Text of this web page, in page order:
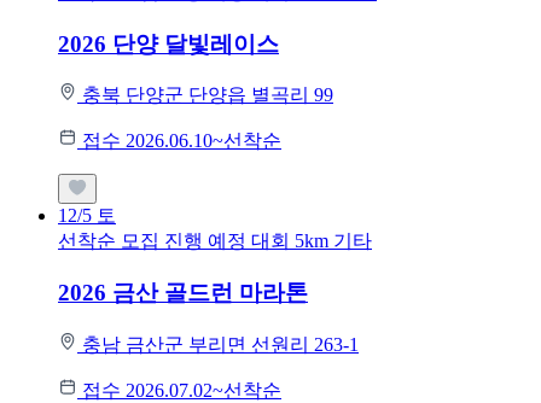
2026 단양 달빛레이스
충북 단양군 단양읍 별곡리 99
접수 2026.06.10~선착순
12/5 토
선착순 모집 진행 예정 대회 5km 기타
2026 금산 골드런 마라톤
충남 금산군 부리면 선원리 263-1
접수 2026.07.02~선착순